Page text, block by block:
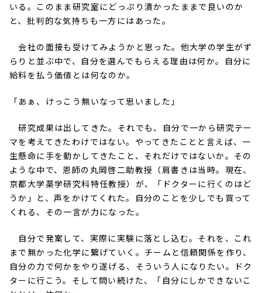
いる。このまま研究室にどっぷり漬かったままで良いのか
と、批判的な気持ちも一方にはあった。
会社の面接も受けてみようかと思った。他大学の学生がず
らりと並ぶ中で、自分を選んでもらえる理由は何か。自分に
給料を払う価値とは何なのか。
「あぁ、けっこう無いなって思いました」
研究成果は出してきた。それでも、自分で一から研究テー
マを考えてきたわけではない。やってきたことと言えば、一
生懸命に手を動かしてきたこと、それだけではないか。その
ような中で、恩師の丸岡啓二助教授（肩書きは当時。現在、
京都大学薬学研究科特任教授）が、「ドクターに行くのはど
うか」と、声をかけてくれた。自分のことを少しでも買って
くれる、その一言が力になった。
自分で発案して、実際に実験に落とし込む。それを、これ
まで無かった化学に繋げていく。チームと信頼関係を作り、
自分の力で何かをやり遂げる、そういう人になりたい。ドク
ターに行こう。そして問い続けた、「自分にしかできないこ